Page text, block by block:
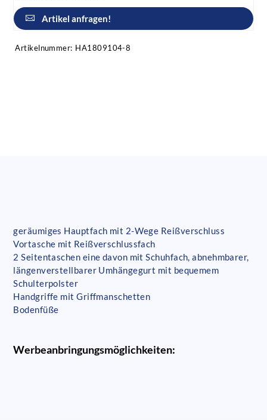
Artikel anfragen!
Artikelnummer: HA1809104-8
geräumiges Hauptfach mit 2-Wege Reißverschluss
Vortasche mit Reißverschlussfach
2 Seitentaschen eine davon mit Schuhfach, abnehmbarer,
längenverstellbarer Umhängegurt mit bequemem
Schulterpolster
Handgriffe mit Griffmanschetten
Bodenfüße
Werbeanbringungsmöglichkeiten: